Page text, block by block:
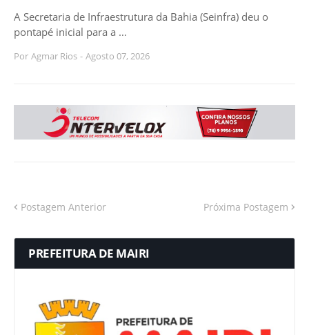
A Secretaria de Infraestrutura da Bahia (Seinfra) deu o
pontapé inicial para a …
Por Agmar Rios - Agosto 07, 2026
Postagem Anterior Próxima Postagem
PREFEITURA DE MAIRI